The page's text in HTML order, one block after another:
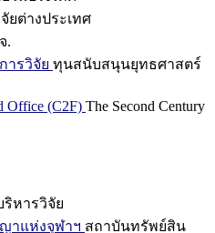
ยต่างประเทศ
.
ารวิจัย ทุนสนับสนุนยุทธศาสตร์
Office (C2F) The Second Century
หารวิจัย
าแห่งจุฬาฯ สถาบันทรัพย์สิน